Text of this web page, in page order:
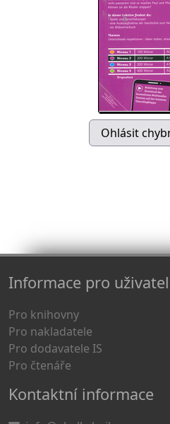
Informace pro
Pro knihovny
Pro nakladatele
Pro dodavatele IS
Pro čtenáře
Kontaktní informace